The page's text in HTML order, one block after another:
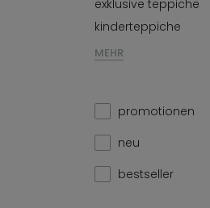
exklusive teppiche
kinderteppiche
MEHR
promotionen
neu
bestseller